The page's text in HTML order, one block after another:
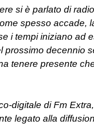
si è parlato di
spesso accade,
i tempi iniziano ad
decennio
tenere presente
digitale di Fm
legato alla